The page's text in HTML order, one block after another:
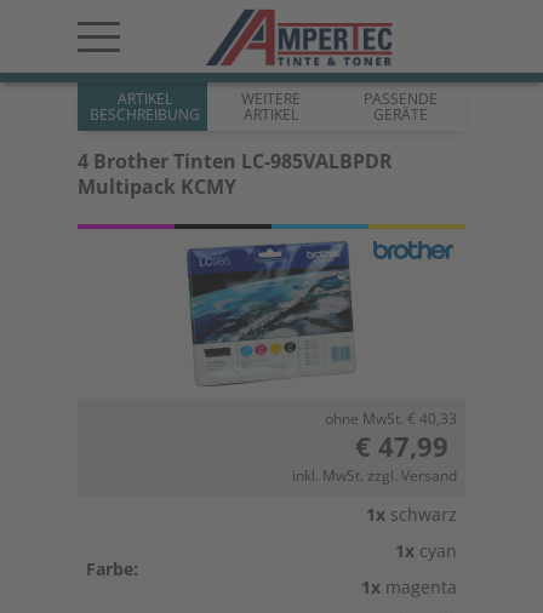
ARTIKEL
BESCHREIBUNG
WEITERE
ARTIKEL
PASSENDE
GERÄTE
4 Brother Tinten LC-985VALBPDR
Multipack KCMY
ohne MwSt. € 40,33
€ 47,99
inkl. MwSt. zzgl. Versand
Farbe:
1x schwarz
1x cyan
1x magenta